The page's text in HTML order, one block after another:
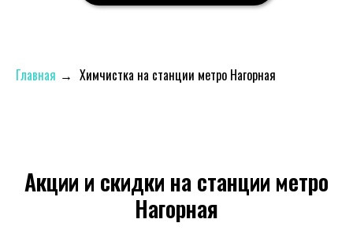
Главная → Химчистка на станции метро Нагорная
Акции и скидки на станции метро
Нагорная